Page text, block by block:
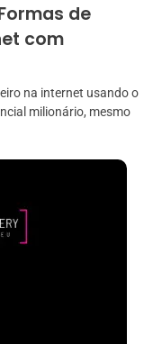
de
com
na internet usando o
milionário, mesmo